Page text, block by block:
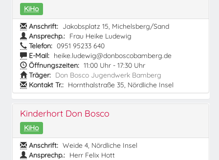
KiHo
Anschrift: Jakobsplatz 15, Michelsberg/Sand
Ansprechp.: Frau Heike Ludewig
Telefon: 0951 95233 640
E-Mail: heike.ludewig@donboscobamberg.de
Öffnungszeiten: 11:00 Uhr - 17:30 Uhr
Träger: Don Bosco Jugendwerk Bamberg
Kontakt Tr.: Hornthalstraße 35, Nördliche Insel
Kinderhort Don Bosco
KiHo
Anschrift: Weide 4, Nördliche Insel
Ansprechp.: Herr Felix Hott